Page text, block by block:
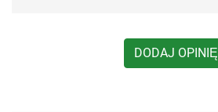
DODAJ OPINIĘ